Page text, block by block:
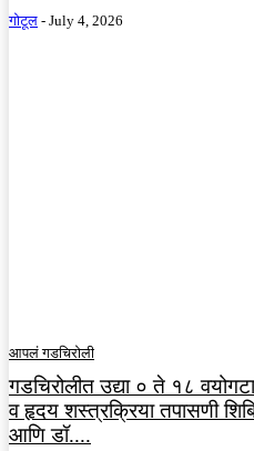
गोटूल - July 4, 2026
आपलं गडचिरोली
गडचिरोलीत उद्या ० ते १८
व हृदय शस्त्रक्रिया तपासणी
आणि डॉ....